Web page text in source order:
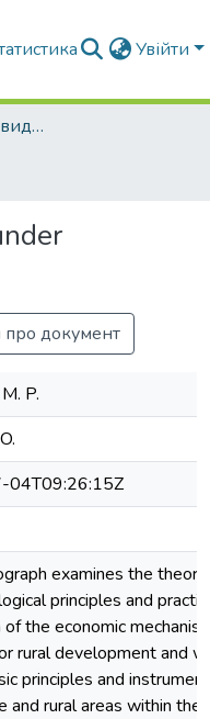
Увійти
Навчальні та наукові видання
про документ
P.
04T09:26:15Z
examines the
principles and
the economic
rural development and
principles and
and rural areas within the